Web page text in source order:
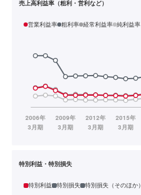
売上高利益率（粗利・営利など）
営業利益率 粗利率 経常利益率 純利益率
特別利益・特別損失
特別利益 特別損失 特別損失（そのほか）